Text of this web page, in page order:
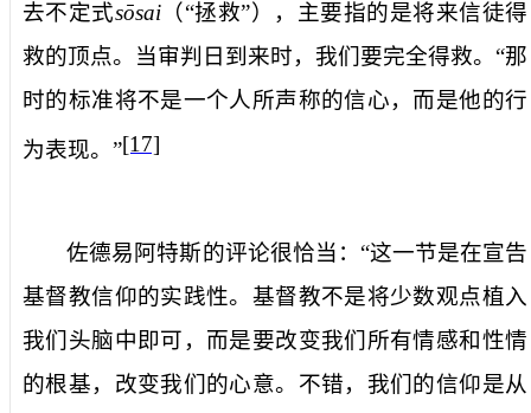
去不定式sōsai（“拯救”），主要指的是将来信徒得
救的顶点。当审判日到来时，我们要完全得救。“那
时的标准将不是一个人所声称的信心，而是他的行
为表现。”[17]
佐德易阿特斯的评论很恰当：“这一节是在宣告
基督教信仰的实践性。基督教不是将少数观点植入
我们头脑中即可，而是要改变我们所有情感和性情
的根基，改变我们的心意。不错，我们的信仰是从